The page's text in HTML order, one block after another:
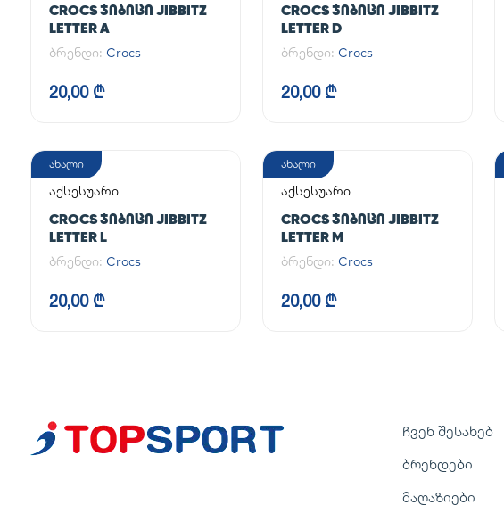
CROCS ᲯᲘᲑᲘᲪᲘ JIBBITZ
LETTER A
ბრენდი: Crocs
20,00 ₾
CROCS ᲯᲘᲑᲘᲪᲘ JIBBITZ
LETTER D
ბრენდი: Crocs
20,00 ₾
ახალი
აქსესუარი
CROCS ᲯᲘᲑᲘᲪᲘ JIBBITZ
LETTER L
ბრენდი: Crocs
20,00 ₾
ახალი
აქსესუარი
CROCS ᲯᲘᲑᲘᲪᲘ JIBBITZ
LETTER M
ბრენდი: Crocs
20,00 ₾
ჩვენ შესახებ
ბრენდები
მაღაზიები